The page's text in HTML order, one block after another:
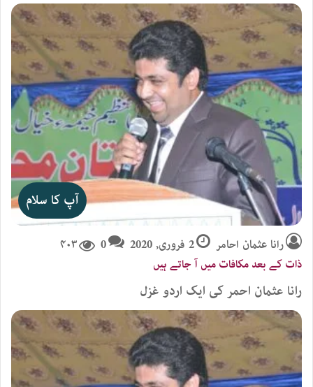
آپ کا سلام
رانا عثمان احامر 2 فروری, 2020 0 ۴۰۳
ذات کے بعد مکافات میں آ جاتے ہیں
رانا عثمان احمر کی ایک اردو غزل